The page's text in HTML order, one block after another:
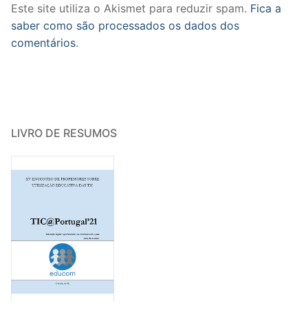
Este site utiliza o Akismet para reduzir spam. Fica a
saber como são processados os dados dos
comentários.
LIVRO DE RESUMOS